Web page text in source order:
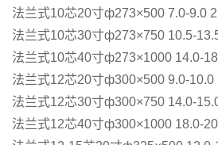
法兰式10芯20寸ф273×500 7.0-9.0
法兰式10芯30寸ф273×750 10.5-
法兰式10芯40寸ф273×1000 14.0-
法兰式12芯20寸ф300×500 9.0-10.0
法兰式12芯30寸ф300×750 14.0-
法兰式12芯40寸ф300×1000 18.0-